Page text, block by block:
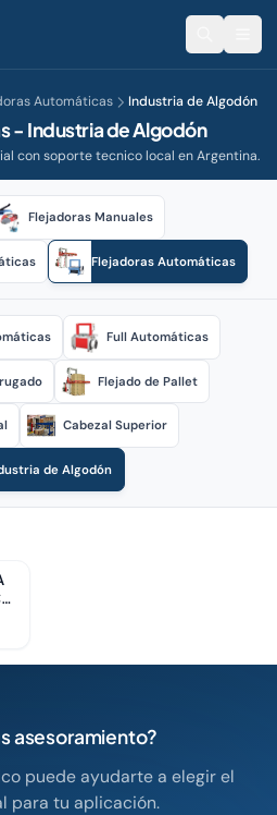
Automáticas Industria de Algodón
- Industria de Algodón
con soporte tecnico local en Argentina.
Flejadoras Manuales
Flejadoras Automáticas
Full Automáticas
Flejado de Pallet
Cabezal Superior
de Algodón
asesoramiento?
puede ayudarte a elegir el
para tu aplicación.